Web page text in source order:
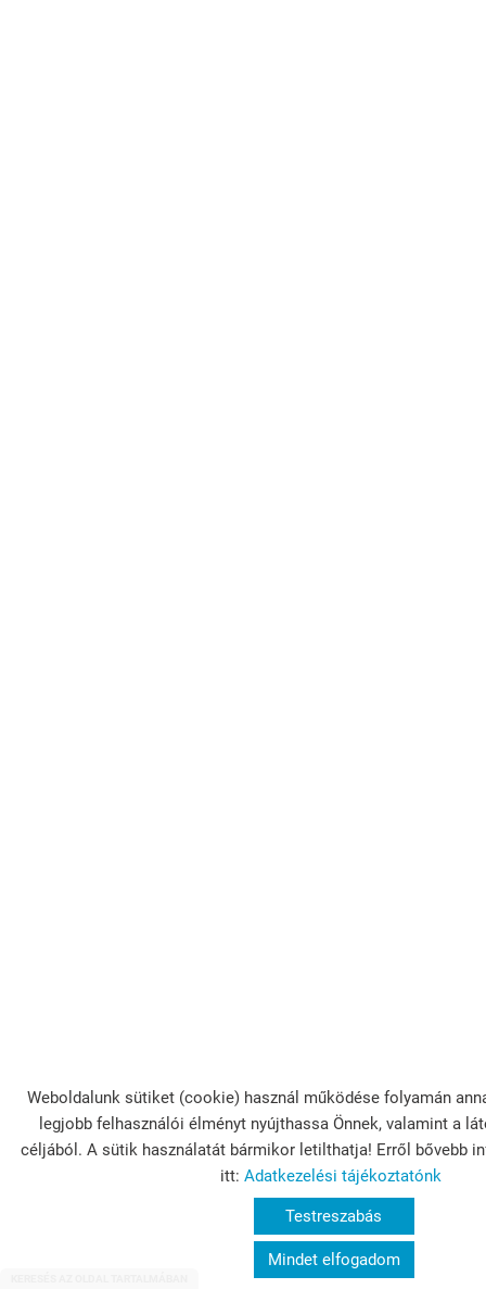
Mindet elfogadom
Testreszabás
Weboldalunk sütiket (cookie) használ működése folyamán
legjobb felhasználói élményt nyújthassa Önnek, valamint a
céljából. A sütik használatát bármikor letilthatja! Erről bővebb
itt: Adatkezelési tájékoztatónk